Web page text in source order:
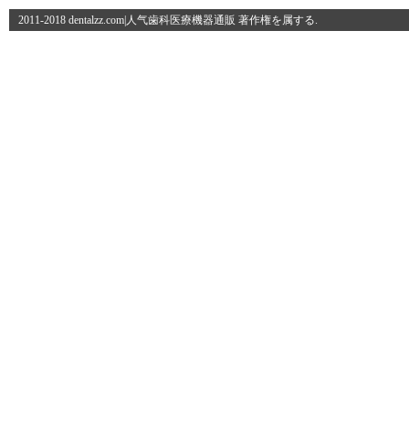
2011-2018 dentalzz.com|人气歯科医療機器通販 著作権を属する.